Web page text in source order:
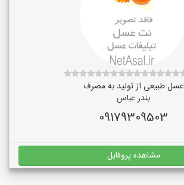
عسل طبیعی از تولید به مصرف
بندر عباس
09179309503
مشاهده پروفایل